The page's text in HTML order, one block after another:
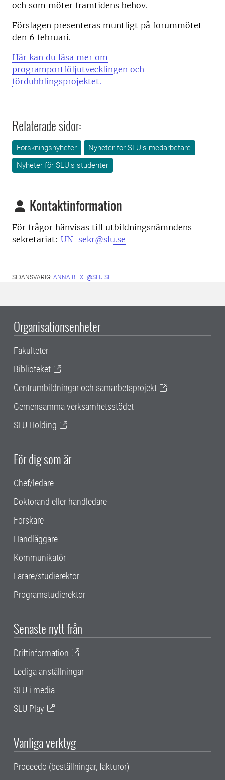
och som möter framtidens behov.
Förslagen presenteras muntligt på forummötet
den 6 februari.
Här kan du läsa mer om
programportföljutvecklingen och
fördubblingsprojektet.
Relaterade sidor:
Forskningsnyheter
Nyheter för SLU:s medarbetare
Nyheter för SLU:s studenter
Kontaktinformation
För frågor hänvisas till utbildningsnämndens
sekretariat: UN-sekr@slu.se
SIDANSVARIG: ANNA.BLIXT@SLU.SE
Organisationsenheter
Fakulteter
Biblioteket
Centrumbildningar och samarbetsprojekt
Gemensamma verksamhetsstödet
SLU Holding
För dig som är
Chef/ledare
Doktorand eller handledare
Forskare
Handläggare
Kommunikatör
Lärare/studierektor
Programstudierektor
Senaste nytt från
Driftinformation
Lediga anställningar
SLU i media
SLU Play
Vanliga verktyg
Proceedo (beställningar, fakturor)